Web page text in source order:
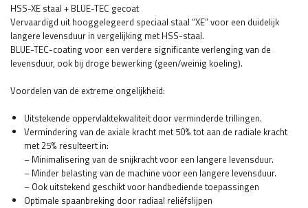
HSS-XE staal + BLUE-TEC gecoat
Vervaardigd uit hooggelegeerd speciaal staal “XE” voor een duidelijk
langere levensduur in vergelijking met HSS-staal.
BLUE-TEC-coating voor een verdere significante verlenging van de
levensduur, ook bij droge bewerking (geen/weinig koeling).
Voordelen van de extreme ongelijkheid:
Uitstekende oppervlaktekwaliteit door verminderde trillingen.
Vermindering van de axiale kracht met 50% tot aan de radiale kracht
met 25% resulteert in:
– Minimalisering van de snijkracht voor een langere levensduur.
– Minder belasting van de machine voor een langere levensduur.
– Ook uitstekend geschikt voor handbediende toepassingen
Optimale spaanbreking door radiaal reliëfslijpen